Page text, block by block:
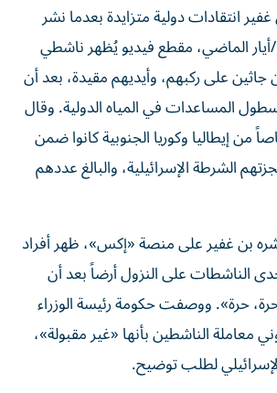
انتقادات دولية متزايدة بعدما نشر
أيار ​الماضي، مقطع فيديو يُظهر ناشطي
على ركبهم، ‌وأيديهم مقيدة، بعد أن
المساعدات في المياه الدولية. وقال
من إيطاليا وكوريا الجنوبية كانوا ضمن
الشرطة الإسرائيلية، والبالغ عددهم
بن غفير على منصة «إكس»، ظهر أفراد
الناشطات على النزول ​أرضاً بعد ‌أن
حرة». ووصفت حكومة رئيسة الوزراء
‌معاملة الناشطين بأنها «غير مقبولة»،
لطلب توضيح.